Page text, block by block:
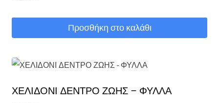
Προσθήκη στο καλάθι
ΧΕΛΙΔΟΝΙ ΔΕΝΤΡΟ ΖΩΗΣ – ΦΥΛΛΑ